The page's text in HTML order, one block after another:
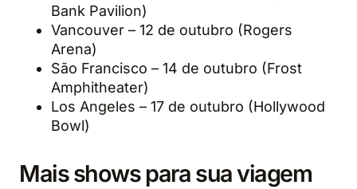
Bank Pavilion)
Vancouver – 12 de outubro (Rogers
Arena)
São Francisco – 14 de outubro (Frost
Amphitheater)
Los Angeles – 17 de outubro (Hollywood
Bowl)
Mais shows para sua viagem